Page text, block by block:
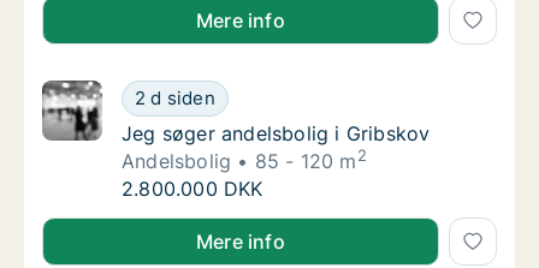
Jeg søger andelsbolig i Klarup
Mere info
Jeg søger andelsbolig i Gribskov
2 d siden
Jeg søger andelsbolig i Gribskov
Jeg søger andelsbolig i Gribskov
Andelsbolig
85 - 120 m2
Jeg søger andelsbolig i Gribskov
2.800.000 DKK
Jeg søger andelsbolig i Gribskov
Mere info